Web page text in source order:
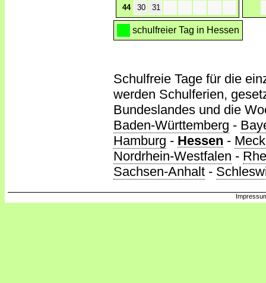
44
30 31
schulfreier Tag in Hessen
Schulfreie Tage für die
werden Schulferien,
Bundeslandes und die
Baden-Württemberg -
Hamburg - Hessen -
Nordrhein-Westfalen -
Sachsen-Anhalt -